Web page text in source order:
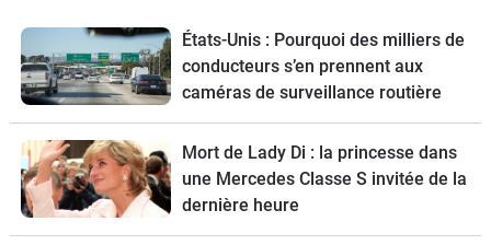
États-Unis : Pourquoi des milliers de
conducteurs s’en prennent aux
caméras de surveillance routière
Mort de Lady Di : la princesse dans
une Mercedes Classe S invitée de la
dernière heure